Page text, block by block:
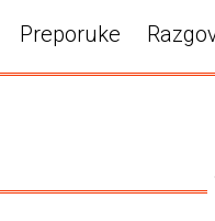
Preporuke